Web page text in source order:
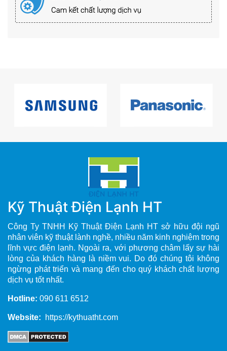
Kỹ Thuật Điện Lạnh HT
Công Ty TNHH Kỹ Thuật Điện Lạnh HT sở hữu đội ngũ
nhân viên kỹ thuật lành nghề, nhiều năm kinh nghiệm trong
lĩnh vực điện lạnh. Ngoài ra, với phương châm lấy sự hài
lòng của khách hàng là niềm vui. Do đó chúng tôi không
ngừng phát triển và mang đến cho quý khách chất lượng
dịch vụ tốt nhất.
Hotline: 090 611 6512
Website: https://kythuatht.com